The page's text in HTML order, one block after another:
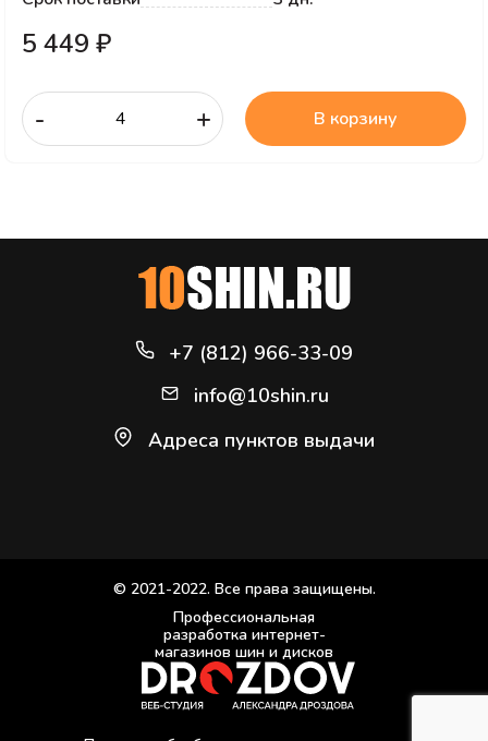
5 449 ₽
- + В корзину
+7 (812) 966-33-09
info@10shin.ru
Адреса пунктов выдачи
© 2021-2022. Все права защищены.
Профессиональная
разработка интернет-
магазинов шин и дисков